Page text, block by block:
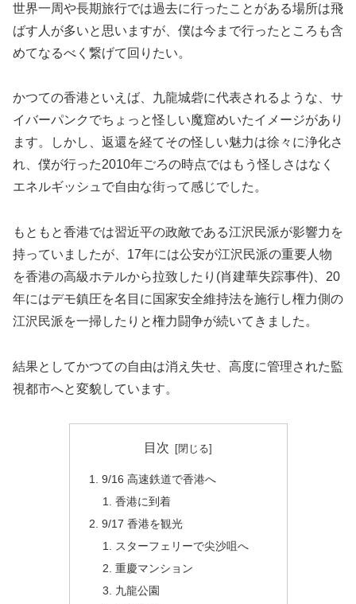
世界一周や長期旅行では過去に行ったことがある場所は飛
ばす人が多いと思いますが、僕は今まで行ったところも含
めてなるべく繋げて回りたい。
かつての香港といえば、九龍城砦に代表されるような、サ
イバーパンクでちょっと怪しい魔窟めいたイメージがあり
ます。しかし、返還を経てその怪しい魅力は徐々に浄化さ
れ、僕が行った2010年ごろの時点ではもう怪しさはなく
エネルギッシュで自由な街って感じでした。
もともと香港では習近平の政敵である江沢民派が影響力を
持っていましたが、17年には公安が江沢民派の重要人物
を香港の高級ホテルから拉致したり(肖建華失踪事件)、20
年にはデモ鎮圧を名目に国家安全維持法を施行し権力側の
江沢民派を一掃したりと権力闘争が続いてきました。
結果としてかつての自由は消え失せ、高度に管理された監
視都市へと変貌しています。
目次
9/16 高速鉄道で香港へ
香港に到着
9/17 香港を観光
スターフェリーで尖沙咀へ
重慶マンション
九龍公園